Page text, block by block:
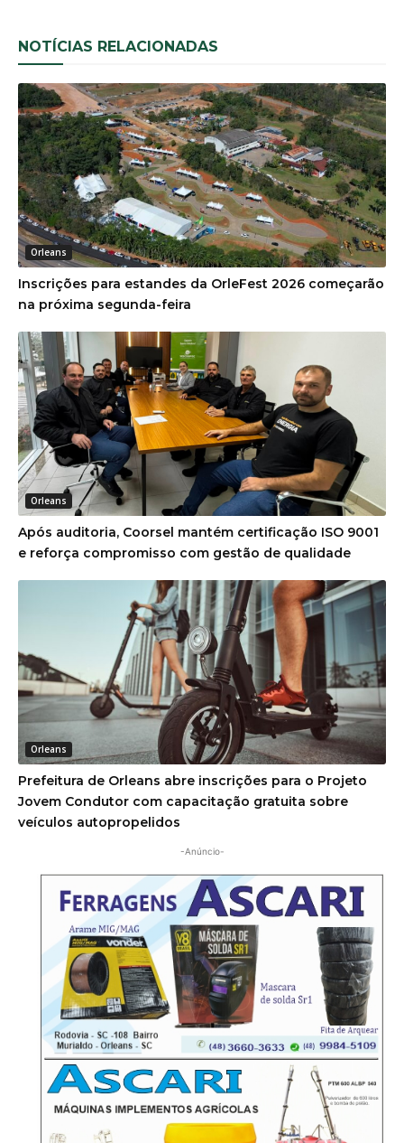
NOTÍCIAS RELACIONADAS
Orleans
Inscrições para estandes da OrleFest 2026 começarão
na próxima segunda-feira
Orleans
Após auditoria, Coorsel mantém certificação ISO 9001
e reforça compromisso com gestão de qualidade
Orleans
Prefeitura de Orleans abre inscrições para o Projeto
Jovem Condutor com capacitação gratuita sobre
veículos autopropelidos
-Anúncio-